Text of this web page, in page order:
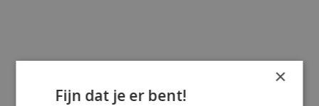
×
Fijn dat je er bent!